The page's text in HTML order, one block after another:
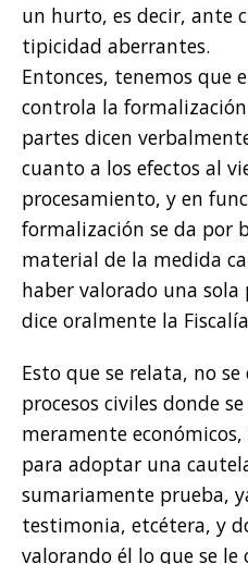
un hurto, es decir, ante
tipicidad aberrantes.
Entonces, tenemos que
controla la
partes dicen
cuanto a los efectos al
procesamiento, y en
formalización se da por
material de la medida
haber valorado una
dice oralmente la
Esto que se relata, no
procesos civiles donde
meramente
para adoptar una
sumariamente prueba,
testimonia, etcétera, y
valorando él lo que se le